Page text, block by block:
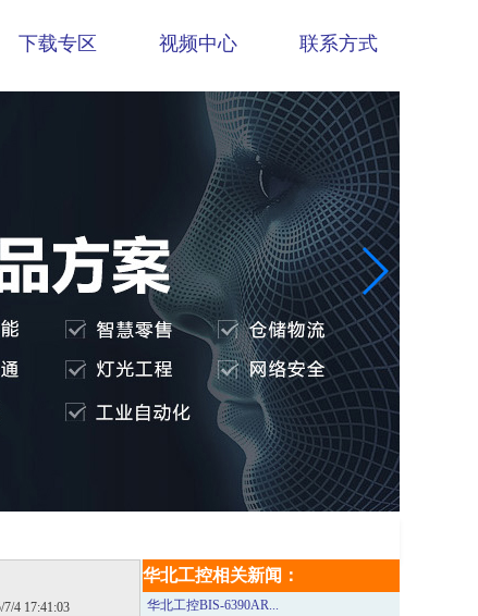
下载专区 视频中心 联系方式
7/4 17:41:03
华北工控相关新闻：
华北工控BIS-6390AR...